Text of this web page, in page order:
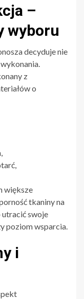
–
wyboru
decyduje nie
z
o
większe
tkaniny na
utracić swoje
poziom wsparcia.
i